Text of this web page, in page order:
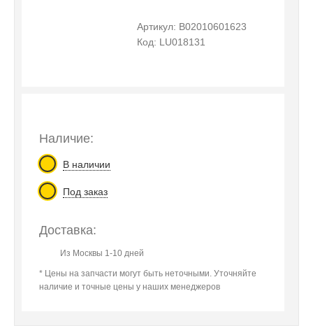
Артикул: B02010601623
Код: LU018131
Наличие:
В наличии
Под заказ
Доставка:
Из Москвы 1-10 дней
* Цены на запчасти могут быть неточными. Уточняйте
наличие и точные цены у наших менеджеров